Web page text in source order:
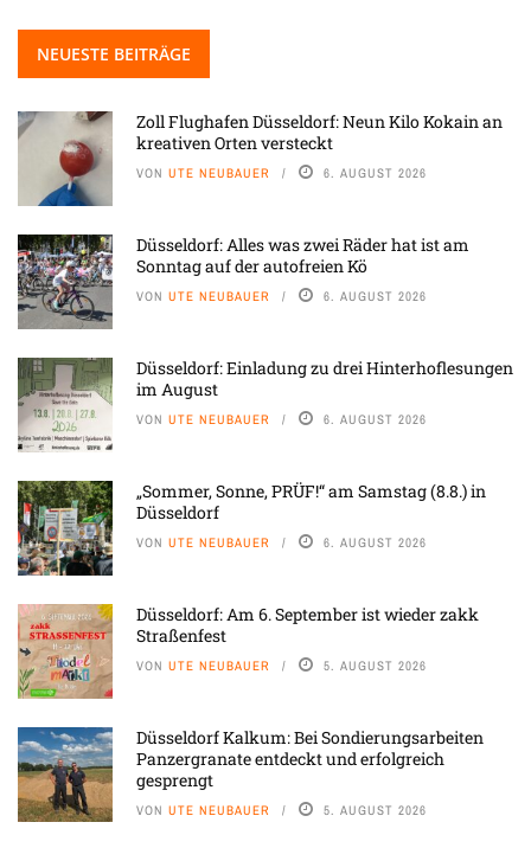
NEUESTE BEITRÄGE
Zoll Flughafen Düsseldorf: Neun Kilo Kokain an
kreativen Orten versteckt
VON UTE NEUBAUER 6. AUGUST 2026
Düsseldorf: Alles was zwei Räder hat ist am
Sonntag auf der autofreien Kö
VON UTE NEUBAUER 6. AUGUST 2026
Düsseldorf: Einladung zu drei Hinterhoflesungen
im August
VON UTE NEUBAUER 6. AUGUST 2026
„Sommer, Sonne, PRÜF!“ am Samstag (8.8.) in
Düsseldorf
VON UTE NEUBAUER 6. AUGUST 2026
Düsseldorf: Am 6. September ist wieder zakk
Straßenfest
VON UTE NEUBAUER 5. AUGUST 2026
Düsseldorf Kalkum: Bei Sondierungsarbeiten
Panzergranate entdeckt und erfolgreich
gesprengt
VON UTE NEUBAUER 5. AUGUST 2026